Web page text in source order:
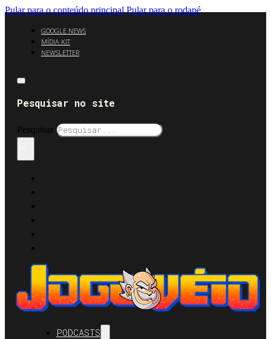
Pular para o conteúdo principal Pular para o rodapé
GOOGLE NEWS
MÍDIA KIT
NEWSLETTER
Pesquisar no site
Pesquisar
PODCASTS